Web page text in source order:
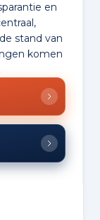
en
stand van
komen